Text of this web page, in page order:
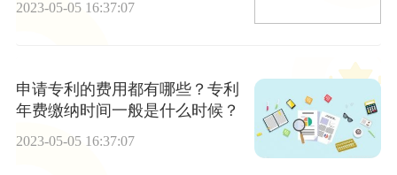
2023-05-05 16:37:07
申请专利的费用都有哪些？专利
年费缴纳时间一般是什么时候？
2023-05-05 16:37:07